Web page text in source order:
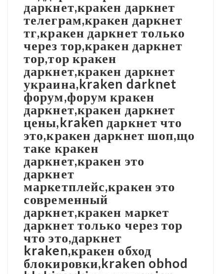
даркнет,кракен даркнет
телеграм,кракен даркнет
тг,кракен даркнет только
через тор,кракен даркнет
тор,тор кракен
даркнет,кракен даркнет
украина,kraken darknet
форум,форум кракен
даркнет,кракен даркнет
цены,kraken даркнет что
это,кракен даркнет шоп,що
таке кракен
даркнет,кракен это
даркнет
маркетплейс,кракен это
современный
даркнет,кракен маркет
даркнет только через тор
что это,даркнет
kraken,кракен обход
блокировки,kraken obhod